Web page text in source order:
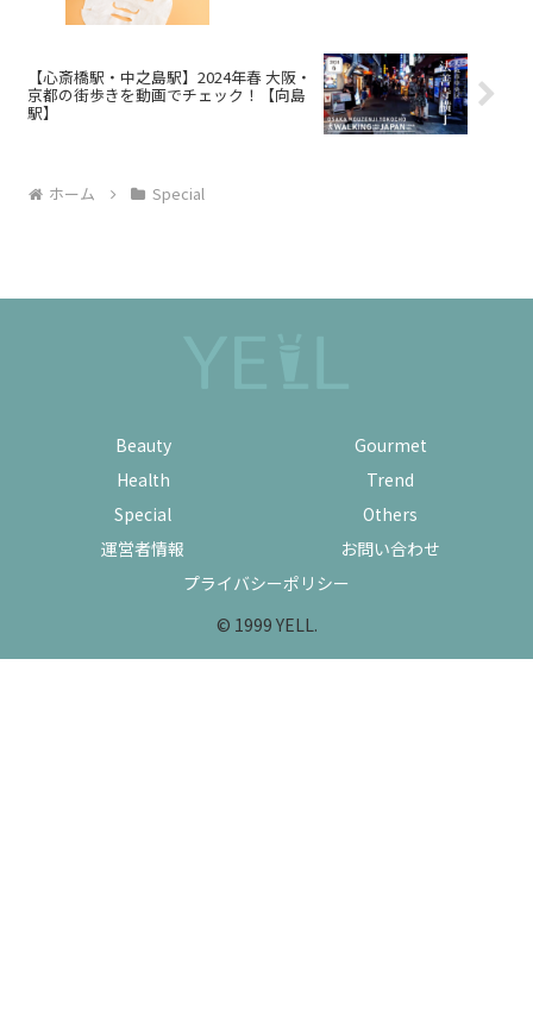
【心斎橋駅・中之島駅】2024年春 大阪・
京都の街歩きを動画でチェック！【向島
駅】
ホーム Special
Beauty
Gourmet
Health
Trend
Special
Others
運営者情報
お問い合わせ
プライバシーポリシー
© 1999 YELL.